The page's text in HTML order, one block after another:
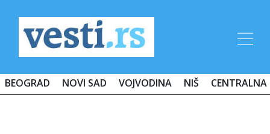
BEOGRAD NOVI SAD VOJVODINA NIŠ CENTRALNA